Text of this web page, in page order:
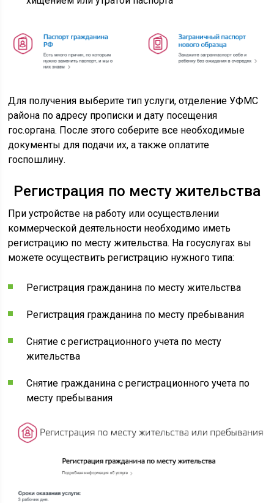
Для получения выберите тип услуги, отделение УФМС
района по адресу прописки и дату посещения
гос.органа. После этого соберите все необходимые
документы для подачи их, а также оплатите
госпошлину.
Регистрация по месту жительства
При устройстве на работу или осуществлении
коммерческой деятельности необходимо иметь
регистрацию по месту жительства. На госуслугах вы
можете осуществить регистрацию нужного типа:
Регистрация гражданина по месту жительства
Регистрация гражданина по месту пребывания
Снятие с регистрационного учета по месту
жительства
Снятие гражданина с регистрационного учета по
месту пребывания